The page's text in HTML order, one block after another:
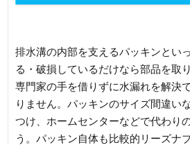
排水溝の内部を支えるパッキンとい
る・破損しているだけなら部品を取
専門家の手を借りずに水漏れを解決
りません。パッキンのサイズ間違い
つけ、ホームセンターなどで代わり
う。パッキン自体も比較的リーズナ